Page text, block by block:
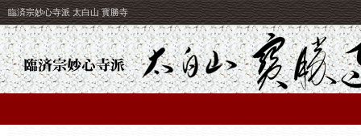
臨済宗妙心寺派 太白山 寳勝寺